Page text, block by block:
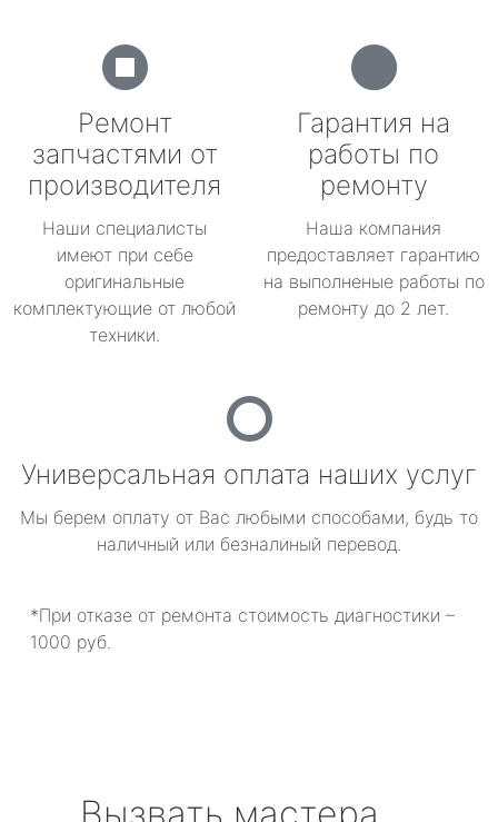
Ремонт
запчастями от
производителя
Наши специалисты
имеют при себе
оригинальные
комплектующие от любой
техники.
Гарантия на
работы по
ремонту
Наша компания
предоставляет гарантию
на выполненые работы по
ремонту до 2 лет.
Универсальная оплата наших услуг
Мы берем оплату от Вас любыми способами, будь то
наличный или безналиный перевод.
*При отказе от ремонта стоимость диагностики –
1000 руб.